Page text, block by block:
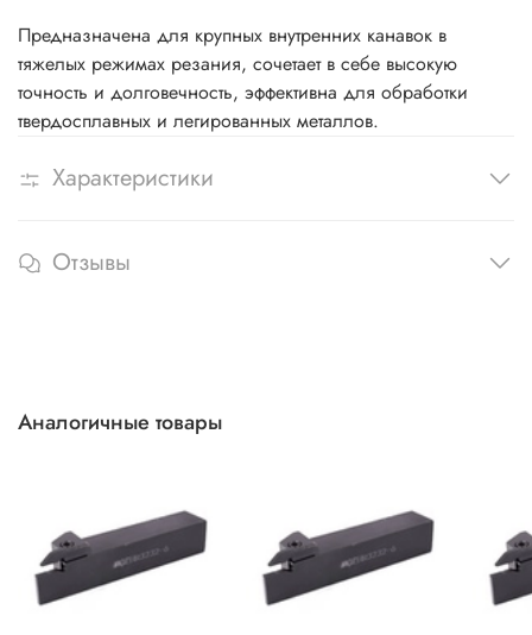
Предназначена для крупных внутренних канавок в
тяжелых режимах резания, сочетает в себе высокую
точность и долговечность, эффективна для обработки
твердосплавных и легированных металлов.
Характеристики
Отзывы
Аналогичные товары